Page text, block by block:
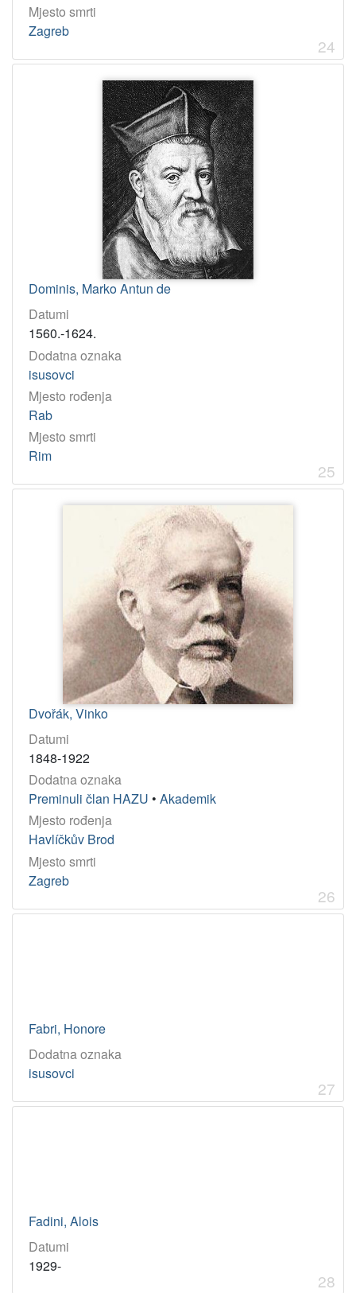
Mjesto smrti
Zagreb
24
Dominis, Marko Antun de
Datumi
1560.-1624.
Dodatna oznaka
isusovci
Mjesto rođenja
Rab
Mjesto smrti
Rim
25
Dvořák, Vinko
Datumi
1848-1922
Dodatna oznaka
Preminuli član HAZU • Akademik
Mjesto rođenja
Havlíčkův Brod
Mjesto smrti
Zagreb
26
Fabri, Honore
Dodatna oznaka
isusovci
27
Fadini, Alois
Datumi
1929-
28